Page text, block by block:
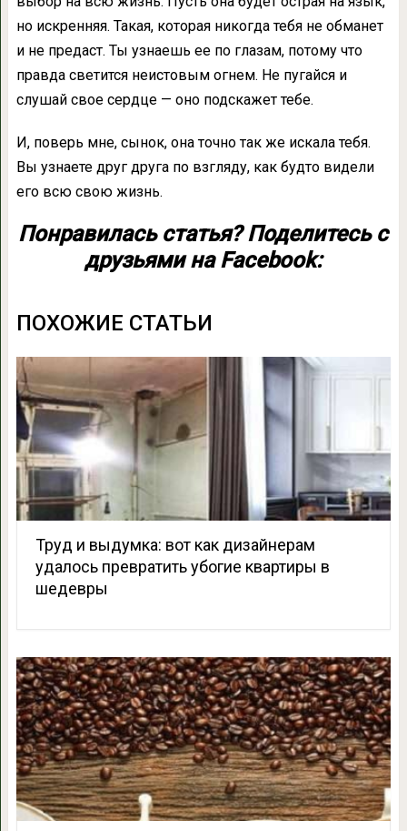
но искренняя. Такая, которая никогда тебя не обманет
и не предаст. Ты узнаешь ее по глазам, потому что
правда светится неистовым огнем. Не пугайся и
слушай свое сердце — оно подскажет тебе.
И, поверь мне, сынок, она точно так же искала тебя.
Вы узнаете друг друга по взгляду, как будто видели
его всю свою жизнь.
Понравилась статья? Поделитесь с
друзьями на Facebook:
ПОХОЖИЕ СТАТЬИ
Труд и выдумка: вот как дизайнерам
удалось превратить убогие квартиры в
шедевры